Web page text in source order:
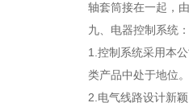
轴套筒接在一起，
九、 电器控制系统：
1.控制系统采用本
类产品中处于地位。
2.电气线路设计新